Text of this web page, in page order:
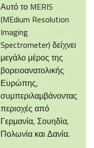
Αυτό το MERIS
(MEdium Resolution
Imaging
Spectrometer) δείχνει
μεγάλο μέρος της
βορειοανατολικής
Ευρώπης,
συμπεριλαμβάνοντας
περιοχές από
Γερμανία, Σουηδία,
Πολωνία και Δανία.